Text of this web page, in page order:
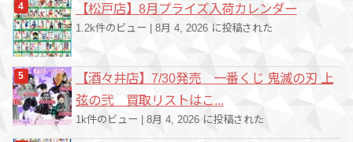
【松戸店】8月プライズ入荷カレンダー
1.2k件のビュー | 8月 4, 2026 に投稿された
【酒々井店】7/30発売 一番くじ 鬼滅の刃 上
弦の弐 買取リストはこ...
1k件のビュー 8月 4, 2026 に投稿された